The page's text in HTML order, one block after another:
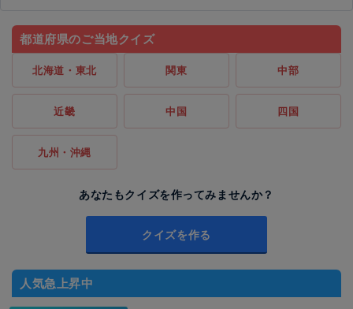
都道府県のご当地クイズ
北海道・東北 関東 中部
近畿 中国 四国
九州・沖縄
あなたもクイズを作ってみませんか？
クイズを作る
人気急上昇中